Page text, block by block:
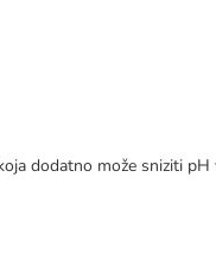
dodatno može sniziti